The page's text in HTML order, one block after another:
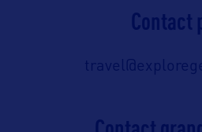
Contact